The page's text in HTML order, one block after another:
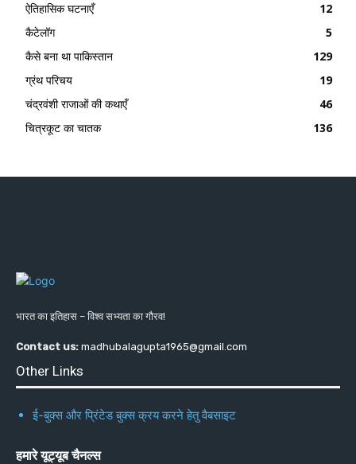
ऐतिहासिक घटनाएँ
12
कैटेलॉग
5
कैसे बना था पाकिस्तान
129
ग्रंथ परिचय
19
चंद्रवंशी राजाओं की कथाएँ
46
चित्रकूट का चातक
136
भारत का इतिहास – विश्व सभ्यता का गौरव!
Contact us: madhubalagupta1965@gmail.com
Other Links
ई-बुक्स और प्रिंटेड बुक्स क्रय करने हेतु वैबसाइट
हमारे यूट्यूब चैनल्स